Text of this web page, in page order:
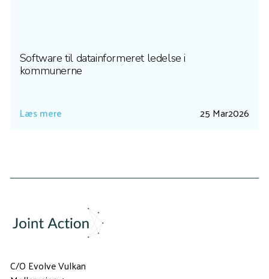
Software til datainformeret ledelse i
kommunerne
Læs mere 25 Mar2026
C/O Evolve Vulkan